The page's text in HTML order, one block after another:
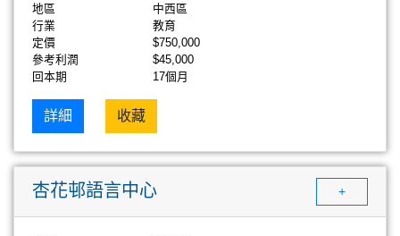
地區
中西區
行業
教育
定價
$750,000
參考利潤
$45,000
回本期
17個月
詳細 收藏
杏花邨語言中心 +